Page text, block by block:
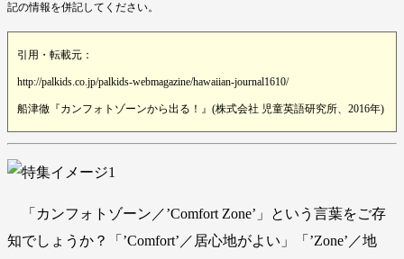
記の情報を併記してください。
引用・転載元：
http://palkids.co.jp/palkids-webmagazine/hawaiian-journal1610/
船津徹『カンフォトゾーンから出る！』(株式会社 児童英語研究所、2016年)
「カンフォトゾーン／’Comfort Zone’」という言葉をご存
知でしょうか？「’Comfort’／居心地がよい」「’Zone’／地